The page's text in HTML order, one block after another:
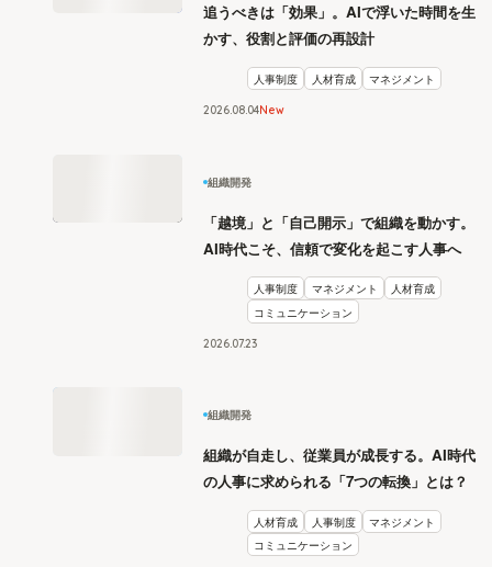
追うべきは「効果」。AIで浮いた時間を生
かす、役割と評価の再設計
人事制度 人材育成 マネジメント
2026.08 04New
組織開発
「越境」と「自己開示」で組織を動かす。
AI時代こそ、信頼で変化を起こす人事へ
人事制度 マネジメント
人材育成
コミュニケーション
2026.0723
組織開発
組織が自走し、従業員が成長する。AI時代
の人事に求められる「7つの転換」とは？
人材育成 人事制度
マネジメント
コミュニケーション